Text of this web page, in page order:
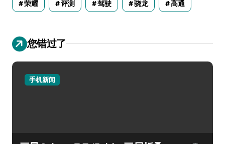
荣耀 评测 驾驶 骁龙 高通
您错过了
手机新闻